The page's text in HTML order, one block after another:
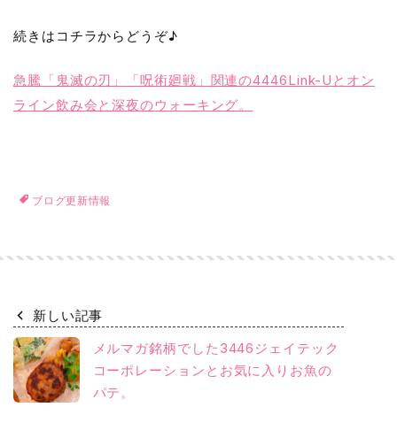
続きはコチラからどうぞ♪
急騰「鬼滅の刃」「呪術廻戦」関連の4446Link-Uとオン
ライン飲み会と深夜のウォーキング。
ブログ更新情報
新しい記事
メルマガ銘柄でした3446ジェイテック
コーポレーションとお気に入りお魚の
パテ。